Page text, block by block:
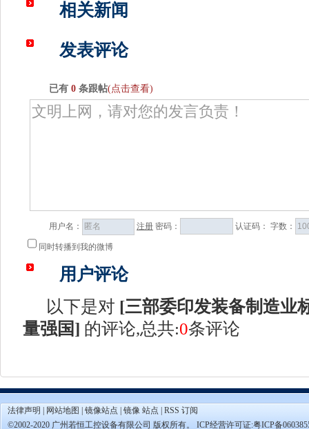
相关新闻
发表评论
已有 0 条跟帖(点击查看)
用户名： 注册 密码： 认证码： 字数：
同时转播到我的微博
用户评论
以下是对 [三部委印发装备制造业
量强国] 的评论,总共:0条评论
法律声明 网站地图 镜像站点 镜像 站点
RSS 订阅
©2002-2020 广州若恒工控设备有限公司 版权所有。 ICP经营许可证:粤ICP备